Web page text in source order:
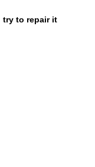
try to repair it